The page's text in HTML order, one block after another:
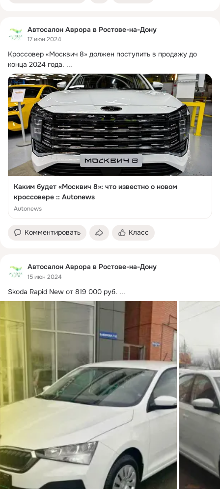
Автосалон Аврора в Ростове-на-Дону
17 июн 2024
Кроссовер «Москвич 8» должен поступить в продажу до
конца 2024 года. ...
Каким будет «Москвич 8»: что известно о новом
кроссовере :: Autonews
Autonews
Комментировать Класс
Автосалон Аврора в Ростове-на-Дону
15 июн 2024
Skoda Rapid New от 819 000 руб. ...